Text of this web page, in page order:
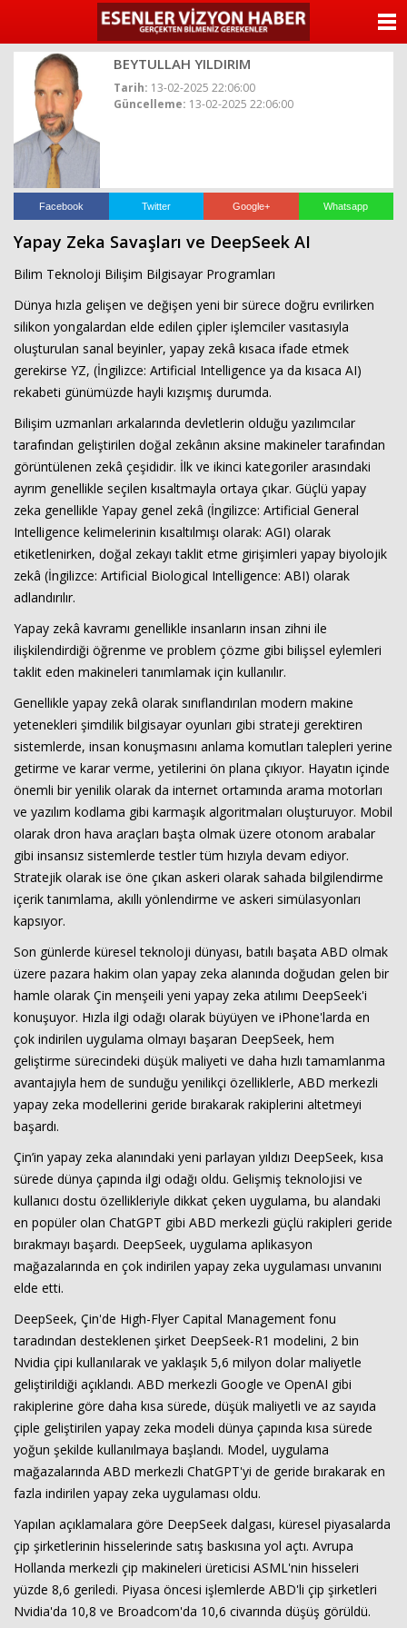
BEYTULLAH YILDIRIM
Tarih: 13-02-2025 22:06:00
Güncelleme: 13-02-2025 22:06:00
Facebook Twitter Google+ Whatsapp
Yapay Zeka Savaşları ve DeepSeek AI
Bilim Teknoloji Bilişim Bilgisayar Programları
Dünya hızla gelişen ve değişen yeni bir sürece doğru evrilirken
silikon yongalardan elde edilen çipler işlemciler vasıtasıyla
oluşturulan sanal beyinler, yapay zekâ kısaca ifade etmek
gerekirse YZ, (İngilizce: Artificial Intelligence ya da kısaca AI)
rekabeti günümüzde hayli kızışmış durumda.
Bilişim uzmanları arkalarında devletlerin olduğu yazılımcılar
tarafından geliştirilen doğal zekânın aksine makineler tarafından
görüntülenen zekâ çeşididir. İlk ve ikinci kategoriler arasındaki
ayrım genellikle seçilen kısaltmayla ortaya çıkar. Güçlü yapay
zeka genellikle Yapay genel zekâ (İngilizce: Artificial General
Intelligence kelimelerinin kısaltılmışı olarak: AGI) olarak
etiketlenirken, doğal zekayı taklit etme girişimleri yapay biyolojik
zekâ (İngilizce: Artificial Biological Intelligence: ABI) olarak
adlandırılır.
Yapay zekâ kavramı genellikle insanların insan zihni ile
ilişkilendirdiği öğrenme ve problem çözme gibi bilişsel eylemleri
taklit eden makineleri tanımlamak için kullanılır.
Genellikle yapay zekâ olarak sınıflandırılan modern makine
yetenekleri şimdilik bilgisayar oyunları gibi strateji gerektiren
sistemlerde, insan konuşmasını anlama komutları talepleri yerine
getirme ve karar verme, yetilerini ön plana çıkıyor. Hayatın içinde
önemli bir yenilik olarak da internet ortamında arama motorları
ve yazılım kodlama gibi karmaşık algoritmaları oluşturuyor. Mobil
olarak dron hava araçları başta olmak üzere otonom arabalar
gibi insansız sistemlerde testler tüm hızıyla devam ediyor.
Stratejik olarak ise öne çıkan askeri olarak sahada bilgilendirme
içerik tanımlama, akıllı yönlendirme ve askeri simülasyonları
kapsıyor.
Son günlerde küresel teknoloji dünyası, batılı başata ABD olmak
üzere pazara hakim olan yapay zeka alanında doğudan gelen bir
hamle olarak Çin menşeili yeni yapay zeka atılımı DeepSeek'i
konuşuyor. Hızla ilgi odağı olarak büyüyen ve iPhone'larda en
çok indirilen uygulama olmayı başaran DeepSeek, hem
geliştirme sürecindeki düşük maliyeti ve daha hızlı tamamlanma
avantajıyla hem de sunduğu yenilikçi özelliklerle, ABD merkezli
yapay zeka modellerini geride bırakarak rakiplerini altetmeyi
başardı.
Çin’in yapay zeka alanındaki yeni parlayan yıldızı DeepSeek, kısa
sürede dünya çapında ilgi odağı oldu. Gelişmiş teknolojisi ve
kullanıcı dostu özellikleriyle dikkat çeken uygulama, bu alandaki
en popüler olan ChatGPT gibi ABD merkezli güçlü rakipleri geride
bırakmayı başardı. DeepSeek, uygulama aplikasyon
mağazalarında en çok indirilen yapay zeka uygulaması unvanını
elde etti.
DeepSeek, Çin'de High-Flyer Capital Management fonu
taradından desteklenen şirket DeepSeek-R1 modelini, 2 bin
Nvidia çipi kullanılarak ve yaklaşık 5,6 milyon dolar maliyetle
geliştirildiği açıklandı. ABD merkezli Google ve OpenAI gibi
rakiplerine göre daha kısa sürede, düşük maliyetli ve az sayıda
çiple geliştirilen yapay zeka modeli dünya çapında kısa sürede
yoğun şekilde kullanılmaya başlandı. Model, uygulama
mağazalarında ABD merkezli ChatGPT'yi de geride bırakarak en
fazla indirilen yapay zeka uygulaması oldu.
Yapılan açıklamalara göre DeepSeek dalgası, küresel piyasalarda
çip şirketlerinin hisselerinde satış baskısına yol açtı. Avrupa
Hollanda merkezli çip makineleri üreticisi ASML'nin hisseleri
yüzde 8,6 geriledi. Piyasa öncesi işlemlerde ABD'li çip şirketleri
Nvidia'da 10,8 ve Broadcom'da 10,6 civarında düşüş görüldü.
ANASAYFA
YAZARLAR
VİDEO GALERİ
İLETİŞİM
Haberin Doğru Adresi.